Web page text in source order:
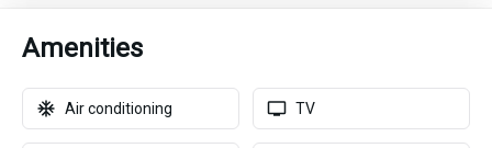
Amenities
Air conditioning TV